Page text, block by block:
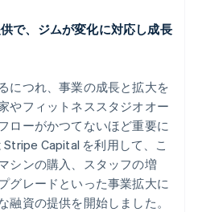
で、ジムが変化に対応し成長
につれ、事業の成長と拡大を
やフィットネススタジオオー
ローがかつてないほど重要に
Capital を利用して、こ
シンの購入、スタッフの増
グレードといった事業拡大に
融資の提供を開始しました。